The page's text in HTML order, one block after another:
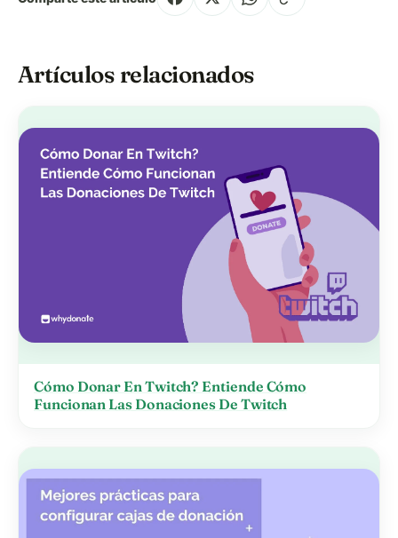
Artículos relacionados
Cómo Donar En Twitch? Entiende Cómo
Funcionan Las Donaciones De Twitch